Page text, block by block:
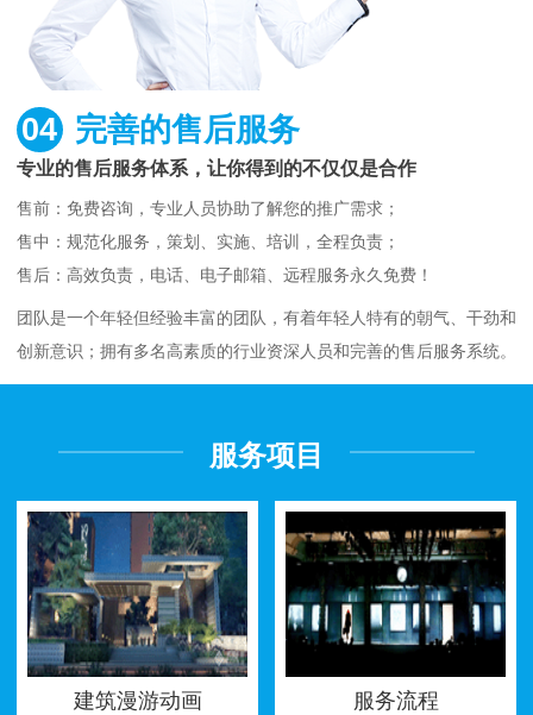
04 完善的售后服务
专业的售后服务体系，让你得到的不仅仅是合作
售前：免费咨询，专业人员协助了解您的推广需求；
售中：规范化服务，策划、实施、培训，全程负责；
售后：高效负责，电话、电子邮箱、远程服务永久免费！
团队是一个年轻但经验丰富的团队，有着年轻人特有的朝气、干劲和
创新意识；拥有多名高素质的行业资深人员和完善的售后服务系统。
服务项目
建筑漫游动画 服务流程